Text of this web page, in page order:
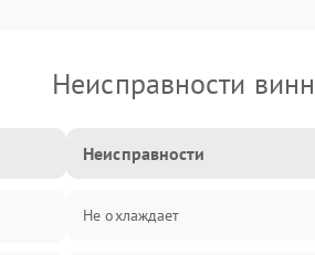
Неисправности
Неисправности
Не охлаждает